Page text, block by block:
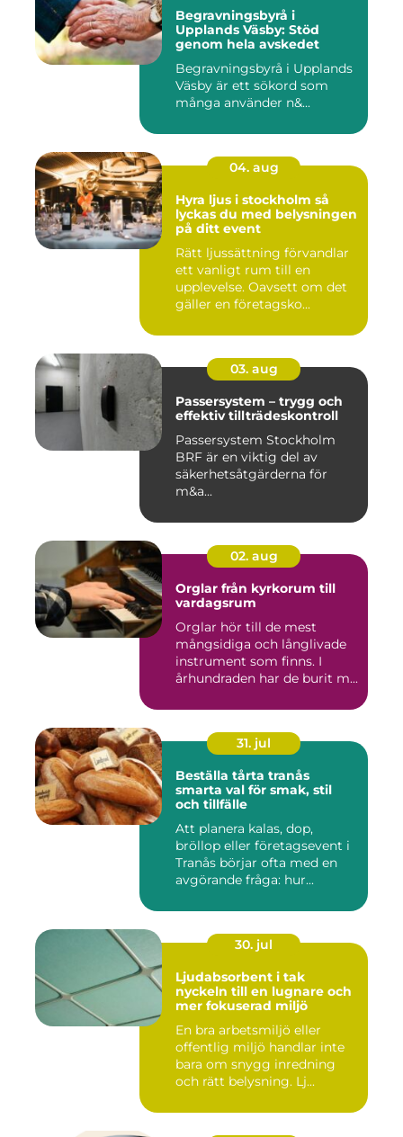
Begravningsbyrå i
Upplands Väsby: Stöd
genom hela avskedet
Begravningsbyrå i Upplands
Väsby är ett sökord som
många använder n&...
04. aug
Hyra ljus i stockholm så
lyckas du med belysningen
på ditt event
Rätt ljussättning förvandlar
ett vanligt rum till en
upplevelse. Oavsett om det
gäller en företagsko...
03. aug
Passersystem – trygg och
effektiv tillträdeskontroll
Passersystem Stockholm
BRF är en viktig del av
säkerhetsåtgärderna för
m&a...
02. aug
Orglar från kyrkorum till
vardagsrum
Orglar hör till de mest
mångsidiga och långlivade
instrument som finns. I
århundraden har de burit m...
31. jul
Beställa tårta tranås
smarta val för smak, stil
och tillfälle
Att planera kalas, dop,
bröllop eller företagsevent i
Tranås börjar ofta med en
avgörande fråga: hur...
30. jul
Ljudabsorbent i tak
nyckeln till en lugnare och
mer fokuserad miljö
En bra arbetsmiljö eller
offentlig miljö handlar inte
bara om snygg inredning
och rätt belysning. Lj...